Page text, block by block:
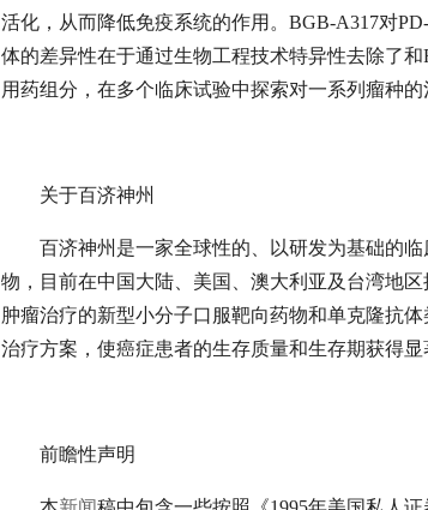
活化，从而降低免疫系统的作用。BGB-A317对
体的差异性在于通过生物工程技术特异性去除了
用药组分，在多个临床试验中探索对一系列瘤种的
关于百济神州
百济神州是一家全球性的、以研发为基础的
物，目前在中国大陆、美国、澳大利亚及台湾地
肿瘤治疗的新型小分子口服靶向药物和单克隆抗
治疗方案，使癌症患者的生存质量和生存期获得显
前瞻性声明